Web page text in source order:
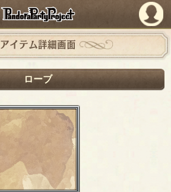
PandoraPartyProject
アイテム詳細画面
ローブ